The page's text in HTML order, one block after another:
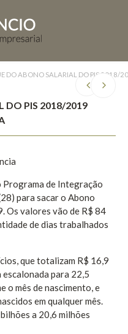
DO ABONO SALARIAL DO PIS 2018/
DO PIS 2018/2019
de Integração
para sacar o Abono
Os valores vão de R$ 84
de dias trabalhados
que totalizam R$ 16,9
para 22,5
o mês de nascimento, e
em qualquer mês.
a 20,6 milhões